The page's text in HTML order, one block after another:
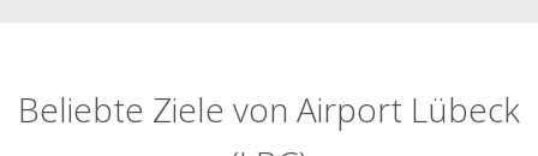
Beliebte Ziele von Airport Lübeck